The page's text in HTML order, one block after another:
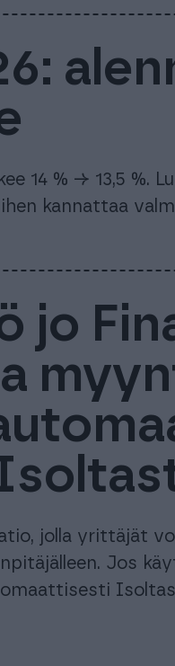
14 % → 13,5 %.
kannattaa
jo
jolla yrittäjät
Jos